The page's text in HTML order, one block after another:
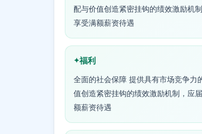
配与价值创造紧密挂钩的绩效激励机
享受满额薪资待遇
福利
全面的社会保障 提供具有市场竞争力
值创造紧密挂钩的绩效激励机制，应
额薪资待遇